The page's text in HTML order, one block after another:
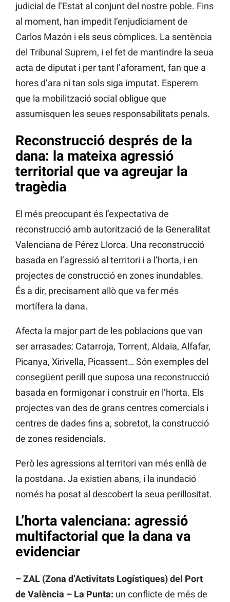
judicial de l’Estat al conjunt del nostre poble. Fins
al moment, han impedit l’enjudiciament de
Carlos Mazón i els seus còmplices. La sentència
del Tribunal Suprem, i el fet de mantindre la seua
acta de diputat i per tant l’aforament, fan que a
hores d’ara ni tan sols siga imputat. Esperem
que la mobilització social obligue que
assumisquen les seues responsabilitats penals.
Reconstrucció després de la
dana: la mateixa agressió
territorial que va agreujar la
tragèdia
El més preocupant és l’expectativa de
reconstrucció amb autorització de la Generalitat
Valenciana de Pérez Llorca. Una reconstrucció
basada en l’agressió al territori i a l’horta, i en
projectes de construcció en zones inundables.
És a dir, precisament allò que va fer més
mortífera la dana.
Afecta la major part de les poblacions que van
ser arrasades: Catarroja, Torrent, Aldaia, Alfafar,
Picanya, Xirivella, Picassent… Són exemples del
consegüent perill que suposa una reconstrucció
basada en formigonar i construir en l’horta. Els
projectes van des de grans centres comercials i
centres de dades fins a, sobretot, la construcció
de zones residencials.
Però les agressions al territori van més enllà de
la postdana. Ja existien abans, i la inundació
només ha posat al descobert la seua perillositat.
L’horta valenciana: agressió
multifactorial que la dana va
evidenciar
– ZAL (Zona d’Activitats Logístiques) del Port
de València – La Punta: un conflicte de més de